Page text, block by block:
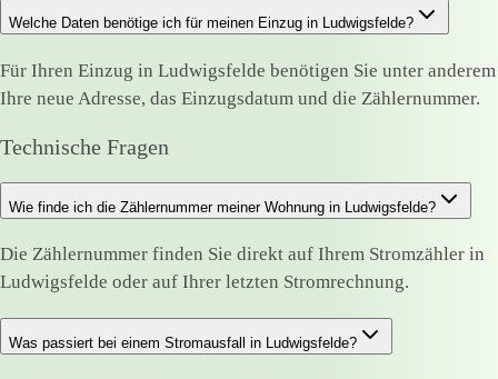
Welche Daten benötige ich für meinen Einzug in Ludwigsfelde?
Für Ihren Einzug in Ludwigsfelde benötigen Sie unter anderem
Ihre neue Adresse, das Einzugsdatum und die Zählernummer.
Technische Fragen
Wie finde ich die Zählernummer meiner Wohnung in Ludwigsfelde?
Die Zählernummer finden Sie direkt auf Ihrem Stromzähler in
Ludwigsfelde oder auf Ihrer letzten Stromrechnung.
Was passiert bei einem Stromausfall in Ludwigsfelde?